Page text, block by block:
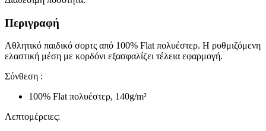
Περιγραφή
Αθλητικό παιδικό σορτς από 100% Flat πολυέστερ. Η ρυθμιζόμενη
ελαστική μέση με κορδόνι εξασφαλίζει τέλεια εφαρμογή.
Σύνθεση :
100% Flat πολυέστερ, 140g/m²
Λεπτομέρειες: